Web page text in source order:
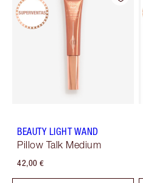
BEAUTY LIGHT WAND
Pillow Talk Medium
42,00 €